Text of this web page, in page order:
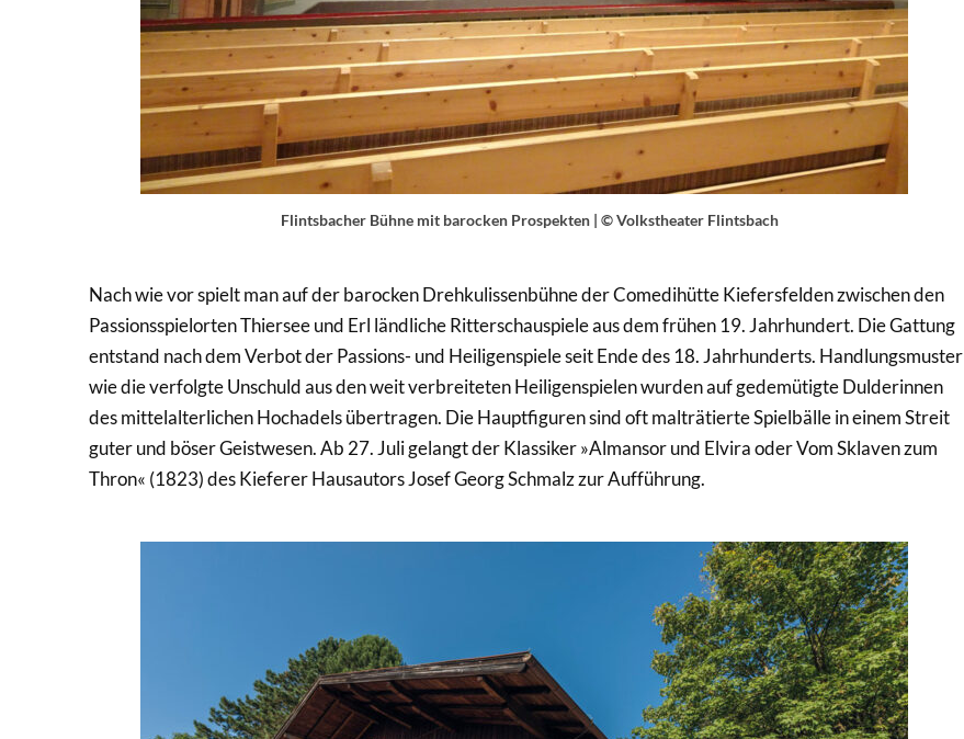
Flintsbacher Bühne mit barocken Prospekten | © Volkstheater Flintsbach
Nach wie vor spielt man auf der barocken Drehkulissenbühne der Comedihütte Kiefersfelden zwischen den
Passionsspielorten Thiersee und Erl ländliche Ritterschauspiele aus dem frühen 19. Jahrhundert. Die Gattung
entstand nach dem Verbot der Passions- und Heiligenspiele seit Ende des 18. Jahrhunderts. Handlungsmuster
wie die verfolgte Unschuld aus den weit verbreiteten Heiligenspielen wurden auf gedemütigte Dulderinnen
des mittelalterlichen Hochadels übertragen. Die Hauptfiguren sind oft malträtierte Spielbälle in einem Streit
guter und böser Geistwesen. Ab 27. Juli gelangt der Klassiker »Almansor und Elvira oder Vom Sklaven zum
Thron« (1823) des Kieferer Hausautors Josef Georg Schmalz zur Aufführung.